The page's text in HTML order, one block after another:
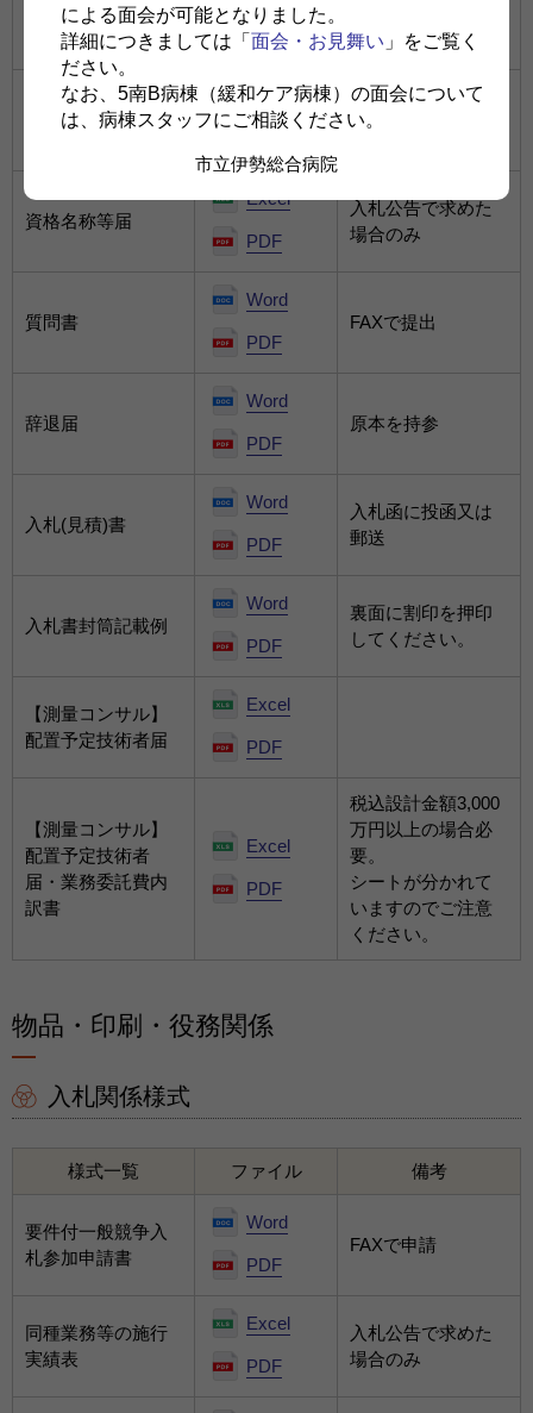
による面会が可能となりました。
詳細につきましては「 面会・お見舞い 」をご覧く
ださい。
なお、5南B病棟（緩和ケア病棟）の面会について
は、病棟スタッフにご相談ください。
市立伊勢総合病院
要件付一般競争入
札参加申請書
PDF
同種業務等の施行
実績表
Excel
入札公告で求めた
場合のみ
資格名称等届
Excel
PDF
入札公告で求めた
場合のみ
質問書
Word
PDF
FAXで提出
辞退届
Word
PDF
原本を持参
入札(見積)書
Word
PDF
入札函に投函又は
郵送
入札書封筒記載例
Word
PDF
裏面に割印を押印
してください。
【測量コンサル】
配置予定技術者届
Excel
PDF
【測量コンサル】
配置予定技術者
届・業務委託費内
訳書
Excel
PDF
税込設計金額3,000
万円以上の場合必
要。
シートが分かれて
いますのでご注意
ください。
物品・印刷・役務関係
入札関係様式
様式一覧 ファイル 備考
要件付一般競争入
札参加申請書
Word
PDF
FAXで申請
同種業務等の施行
実績表
Excel
PDF
入札公告で求めた
場合のみ